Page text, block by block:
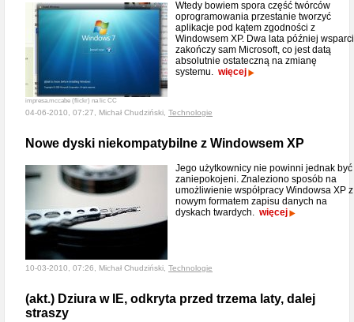
impresa.mccabe (flickr) na lic CC
Wtedy bowiem spora część twórców
oprogramowania przestanie tworzyć
aplikacje pod kątem zgodności z
Windowsem XP. Dwa lata później
zakończy sam Microsoft, co jest datą
absolutnie ostateczną na zmianę
systemu. więcej
04-06-2010, 07:27, Michał Chudziński, Technologie
Nowe dyski niekompatybilne z Windowsem XP
Jego użytkownicy nie powinni jednak być
zaniepokojeni. Znaleziono sposób na
umożliwienie współpracy Windowsa XP z
nowym formatem zapisu danych na
dyskach twardych. więcej
10-03-2010, 07:26, Michał Chudziński, Technologie
(akt.) Dziura w IE, odkryta przed trzema laty, dalej
straszy